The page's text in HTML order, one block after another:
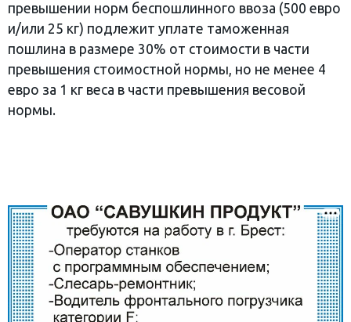
превышении норм беспошлинного ввоза (500 евро
и/или 25 кг) подлежит уплате таможенная
пошлина в размере 30% от стоимости в части
превышения стоимостной нормы, но не менее 4
евро за 1 кг веса в части превышения весовой
нормы.